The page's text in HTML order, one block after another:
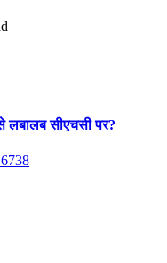
लबालब सीएचसी पर?
6738